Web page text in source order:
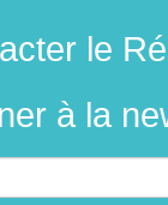
le
à la
adresse